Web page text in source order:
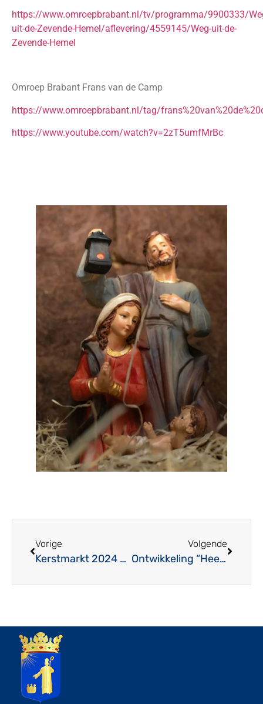
https://www.omroepbrabant.nl/tv/programma/9900333/
uit-de-Zevende-Hemel/aflevering/4559145/Weg-uit-de-
Zevende-Hemel
Omroep Brabant Frans van de Camp
https://www.omroepbrabant.nl/tag/
https://www.youtube.com/watch?v=2zT5umfMrBc
Vorige
Kerstmarkt 2024 op vernieuwde Kerkplein
Volgende
Ontwikkeling “Heerlijkheid Haps”